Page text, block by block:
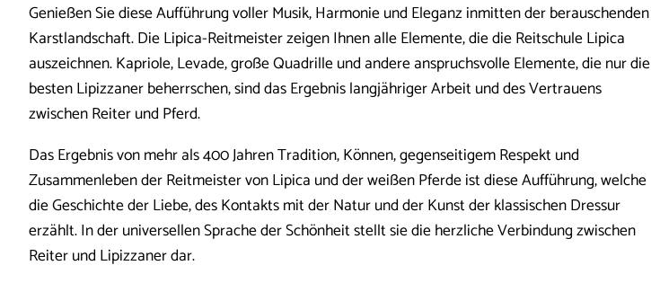
Genießen Sie diese Aufführung voller Musik, Harmonie und Eleganz inmitten der berauschenden
Karstlandschaft. Die Lipica-Reitmeister zeigen Ihnen alle Elemente, die die Reitschule Lipica
auszeichnen. Kapriole, Levade, große Quadrille und andere anspruchsvolle Elemente, die nur die
besten Lipizzaner beherrschen, sind das Ergebnis langjähriger Arbeit und des Vertrauens
zwischen Reiter und Pferd.
Das Ergebnis von mehr als 400 Jahren Tradition, Können, gegenseitigem Respekt und
Zusammenleben der Reitmeister von Lipica und der weißen Pferde ist diese Aufführung, welche
die Geschichte der Liebe, des Kontakts mit der Natur und der Kunst der klassischen Dressur
erzählt. In der universellen Sprache der Schönheit stellt sie die herzliche Verbindung zwischen
Reiter und Lipizzaner dar.